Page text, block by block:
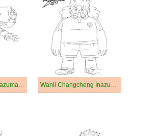
Maestro Virtuoso Inazuma Eleven Wanli Changcheng Inazuma Eleven